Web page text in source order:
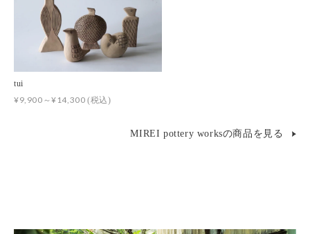
tui
¥9,900～¥14,300 (税込)
MIREI pottery worksの商品を見る